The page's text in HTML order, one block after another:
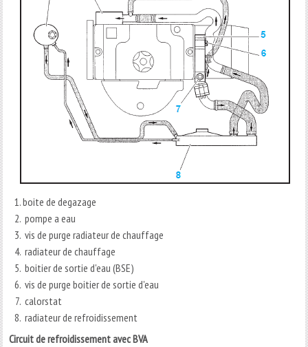
boite de degazage
pompe a eau
vis de purge radiateur de chauffage
radiateur de chauffage
boitier de sortie d'eau (BSE)
vis de purge boitier de sortie d'eau
calorstat
radiateur de refroidissement
Circuit de refroidissement avec BVA